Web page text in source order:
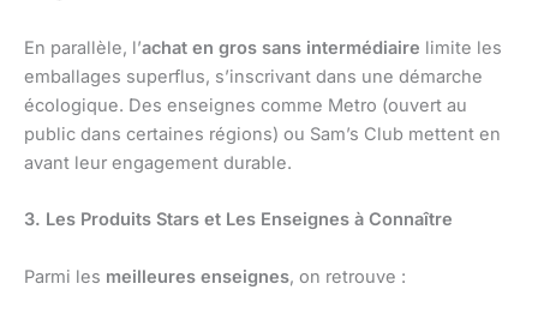
En parallèle, l’achat en gros sans intermédiaire limite les
emballages superflus, s’inscrivant dans une démarche
écologique. Des enseignes comme Metro (ouvert au
public dans certaines régions) ou Sam’s Club mettent en
avant leur engagement durable.
3. Les Produits Stars et Les Enseignes à Connaître
Parmi les meilleures enseignes, on retrouve :